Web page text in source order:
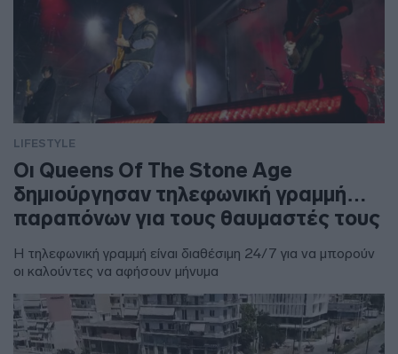
LIFESTYLE
Οι Queens Of The Stone Age
δημιούργησαν τηλεφωνική γραμμή…
παραπόνων για τους θαυμαστές τους
Η τηλεφωνική γραμμή είναι διαθέσιμη 24/7 για να μπορούν
οι καλούντες να αφήσουν μήνυμα